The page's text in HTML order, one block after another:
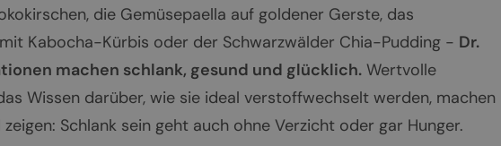
die Gemüsepaella auf goldener Gerste, das
Kabocha-Kürbis oder der Schwarzwälder Chia-Pudding - Dr.
machen schlank, gesund und glücklich.Wertvolle
Wissen darüber, wie sie ideal verstoffwechselt werden, machen
Schlank sein geht auch ohne Verzicht oder gar Hunger.